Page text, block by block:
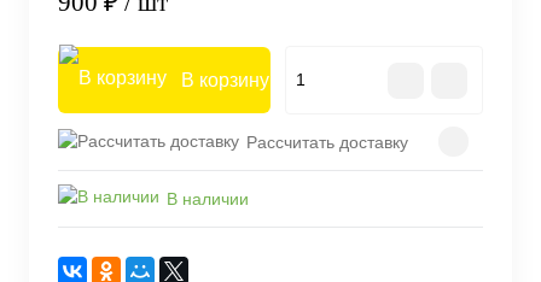
В корзину
Рассчитать доставку
В наличии